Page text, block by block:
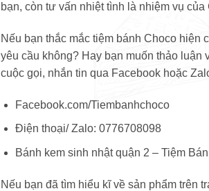
bạn, còn tư vấn nhiệt tình là nhiệm vụ của
Nếu bạn thắc mắc tiệm bánh Choco
yêu cầu không? Hay bạn muốn thảo
cuộc gọi, nhắn tin qua Facebook hoặc
Facebook.com/Tiembanhchoco
Điện thoại/ Zalo: 0776708098
Bánh kem sinh nhật quận 2 – Tiệm
Nếu bạn đã tìm hiểu kĩ về sản phẩm trên